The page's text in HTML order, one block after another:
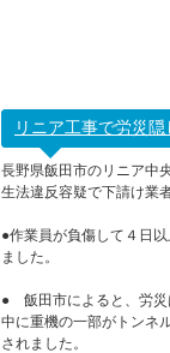
リニア工事で労災
長野県飯田市のリニア中
生法違反容疑で下請け業
●作業員が負傷して４日
ました。
● 飯田市によると、労災
中に重機の一部がトンネ
されました。